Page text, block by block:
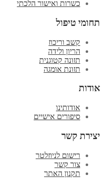
כשרות ואישור הלכתי
תחומי טיפול
קשב וריכוז
הריון ולידה
תזונה קטוגנית
תזונת אומגה
אודות
אודותינו
סיפורים אישיים
יצירת קשר
רישום לניוזלטר
צור קשר
תקנון האתר